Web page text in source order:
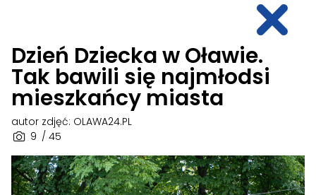
Dzień Dziecka w Oławie.
Tak bawili się najmłodsi
mieszkańcy miasta
9 / 45
autor zdjęć: OLAWA24.PL